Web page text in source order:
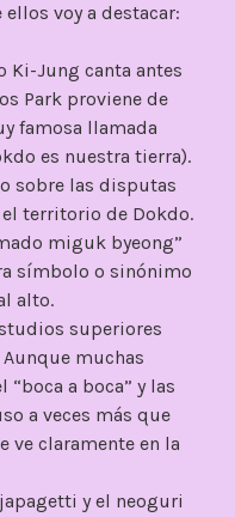
voy a destacar:
Ki-Jung canta antes
Park proviene de
famosa llamada
es nuestra tierra).
sobre las disputas
el territorio de Dokdo.
miguk byeong”
símbolo o sinónimo
alto.
superiores
muchas
“boca a boca” y las
a veces más que
ve claramente en la
y el neoguri